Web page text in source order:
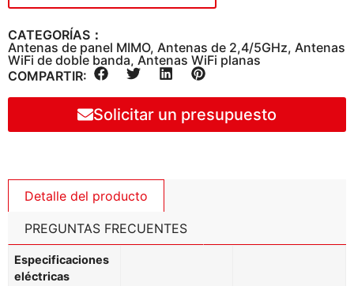
CATEGORÍAS：
Antenas de panel MIMO, Antenas de 2,4/5GHz, Antenas
WiFi de doble banda, Antenas WiFi planas
COMPARTIR:
Solicitar un presupuesto
Detalle del producto
PREGUNTAS FRECUENTES
Especificaciones
eléctricas